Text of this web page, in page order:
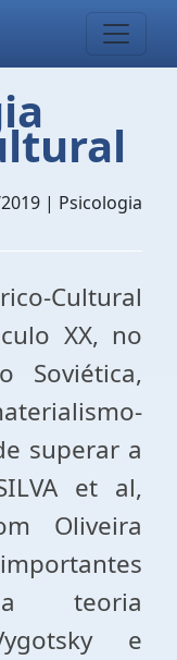
| Psicologia
Cultural
XX, no
Soviética,
superar a
et al,
Oliveira
teoria
e